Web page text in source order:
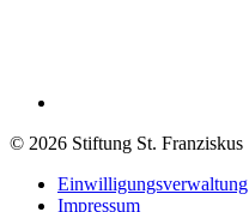
© 2026 Stiftung St. Franziskus
Einwilligungsverwaltung
Impressum